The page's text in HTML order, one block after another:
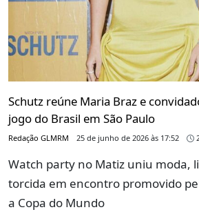
Schutz reúne Maria Braz e
jogo do Brasil em São Paulo
Redação GLMRM 25 de junho de 2026 às 17:52
Watch party no Matiz uniu moda,
torcida em encontro promovido
a Copa do Mundo